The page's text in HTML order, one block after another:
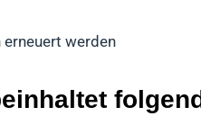
werden